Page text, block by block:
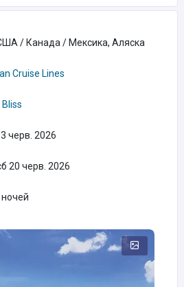
/ Канада / Мексика, Аляска
Cruise Lines
черв. 2026
20 черв. 2026
ночей